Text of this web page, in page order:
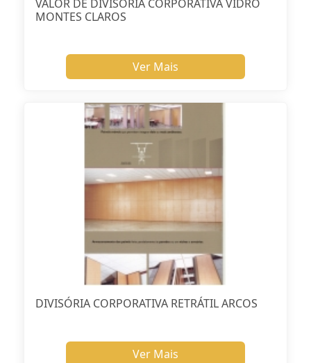
VALOR DE DIVISÓRIA CORPORATIVA VIDRO
MONTES CLAROS
Ver Mais
DIVISÓRIA CORPORATIVA RETRÁTIL ARCOS
Ver Mais